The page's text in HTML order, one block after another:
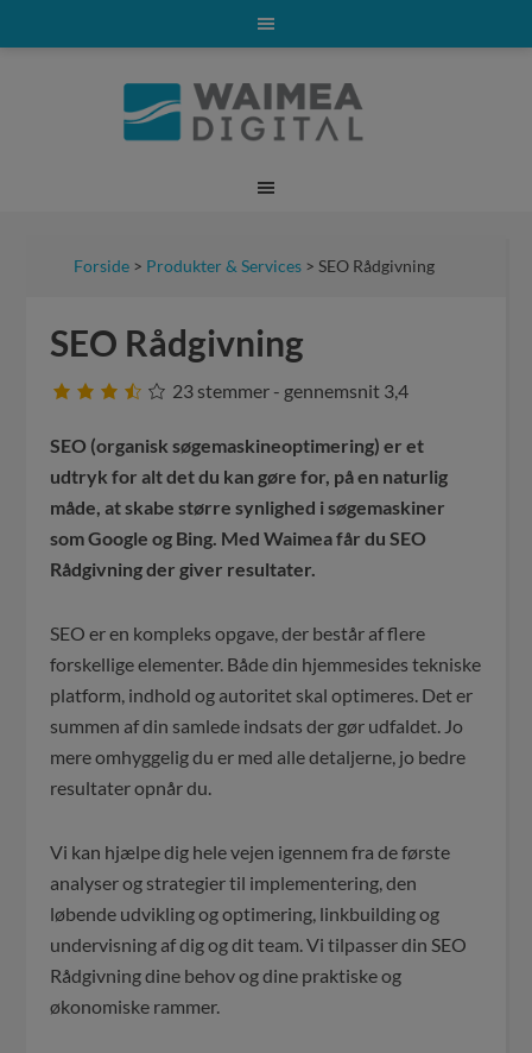
Forside > Produkter & Services > SEO Rådgivning
SEO Rådgivning
23 stemmer - gennemsnit 3,4
SEO (organisk søgemaskineoptimering) er et
udtryk for alt det du kan gøre for, på en naturlig
måde, at skabe større synlighed i søgemaskiner
som Google og Bing. Med Waimea får du SEO
Rådgivning der giver resultater.
SEO er en kompleks opgave, der består af flere
forskellige elementer. Både din hjemmesides tekniske
platform, indhold og autoritet skal optimeres. Det er
summen af din samlede indsats der gør udfaldet. Jo
mere omhyggelig du er med alle detaljerne, jo bedre
resultater opnår du.
Vi kan hjælpe dig hele vejen igennem fra de første
analyser og strategier til implementering, den
løbende udvikling og optimering, linkbuilding og
undervisning af dig og dit team. Vi tilpasser din SEO
Rådgivning dine behov og dine praktiske og
økonomiske rammer.